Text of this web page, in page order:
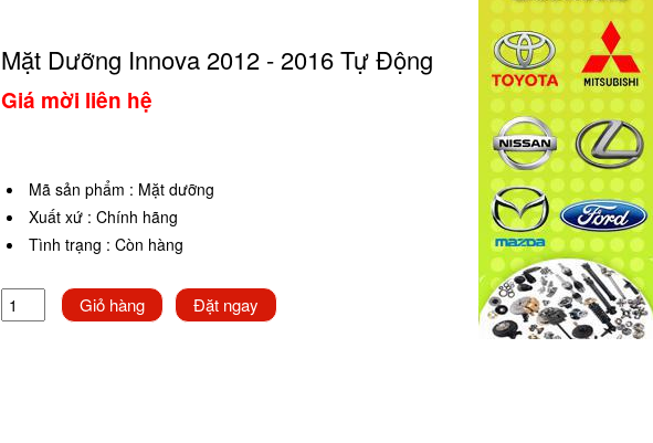
Mặt Dưỡng Innova 2012 - 2016 Tự Động
Giá mời liên hệ
Mã sản phẩm : Mặt dưỡng
Xuất xứ :Chính hãng
Tình trạng :Còn hàng
Giỏ hàng Đặt ngay